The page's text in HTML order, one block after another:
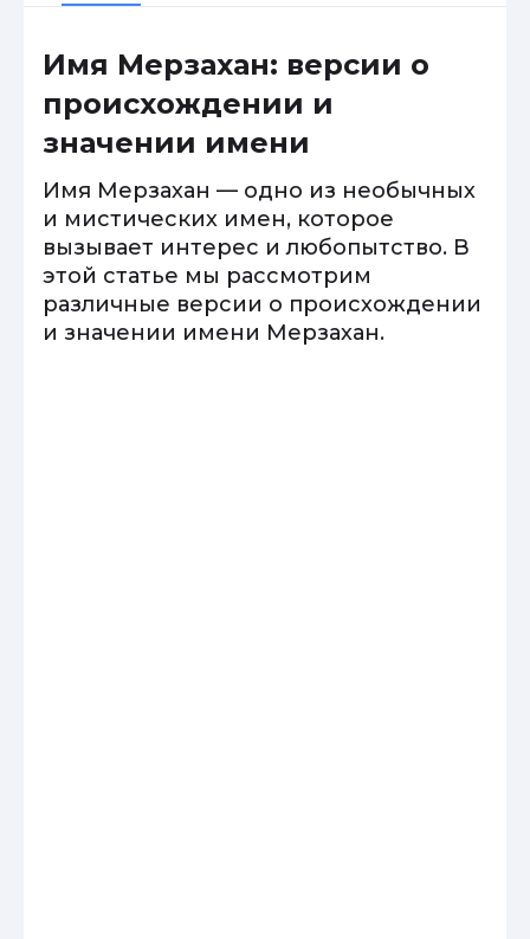
Имя Мерзахан: версии о
происхождении и
значении имени
Имя Мерзахан — одно из необычных
и мистических имен, которое
вызывает интерес и любопытство. В
этой статье мы рассмотрим
различные версии о происхождении
и значении имени Мерзахан.